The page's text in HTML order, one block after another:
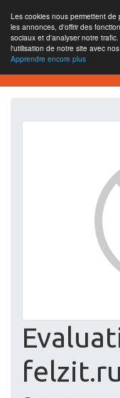
Les cookies nous permettent
les annonces, d'offrir des
sociaux et d'analyser notre
l'utilisation de notre site avec
Apprendre encore plus
SEO Analytics
felzit.ru